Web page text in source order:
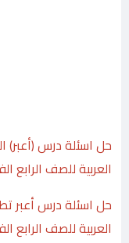
حل اسئلة درس (أعبر)
العربية للصف الرابع
حل اسئلة درس أعبر
العربية للصف الرابع